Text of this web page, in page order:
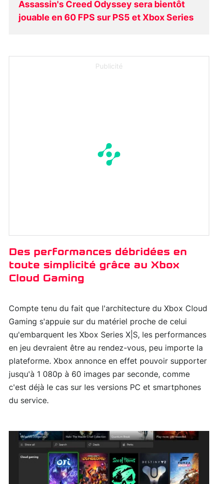
Assassin's Creed Odyssey sera bientôt
jouable en 60 FPS sur PS5 et Xbox Series
Publicité
Des performances débridées en
toute simplicité grâce au Xbox
Cloud Gaming
Compte tenu du fait que l'architecture du Xbox Cloud
Gaming s'appuie sur du matériel proche de celui
qu'embarquent les Xbox Series X|S, les performances
en jeu devraient être au rendez-vous, peu importe la
plateforme. Xbox annonce en effet pouvoir supporter
jusqu'à 1 080p à 60 images par seconde, comme
c'est déjà le cas sur les versions PC et smartphones
du service.